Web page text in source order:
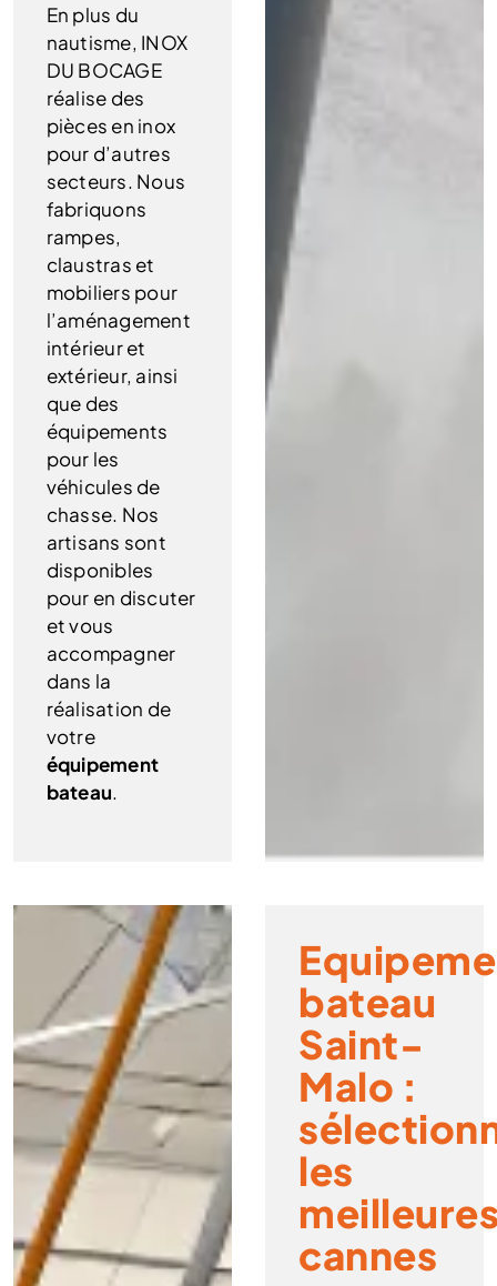
En plus du
nautisme, INOX
DU BOCAGE
réalise des
pièces en inox
pour d’autres
secteurs. Nous
fabriquons
rampes,
claustras et
mobiliers pour
l’aménagement
intérieur et
extérieur, ainsi
que des
équipements
pour les
véhicules de
chasse. Nos
artisans sont
disponibles
pour en discuter
et vous
accompagner
dans la
réalisation de
votre
équipement
bateau.
bateau
Saint-
Malo :
les
cannes